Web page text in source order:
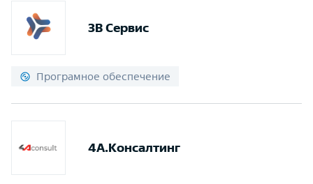
3В Сервис
Програмное обеспечение
4А.Консалтинг